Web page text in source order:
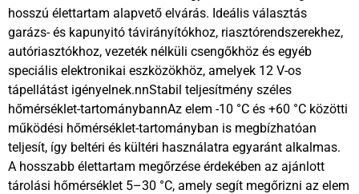
hosszú élettartam alapvető elvárás. Ideális választás
garázs- és kapunyitó távirányítókhoz, riasztórendszerekhez,
autóriasztókhoz, vezeték nélküli csengőkhöz és egyéb
speciális elektronikai eszközökhöz, amelyek 12 V-os
tápellátást igényelnek.nnStabil teljesítmény széles
hőmérséklet-tartománybannAz elem -10 °C és +60 °C közötti
működési hőmérséklet-tartományban is megbízhatóan
teljesít, így beltéri és kültéri használatra egyaránt alkalmas.
A hosszabb élettartam megőrzése érdekében az ajánlott
tárolási hőmérséklet 5–30 °C, amely segít megőrizni az elem